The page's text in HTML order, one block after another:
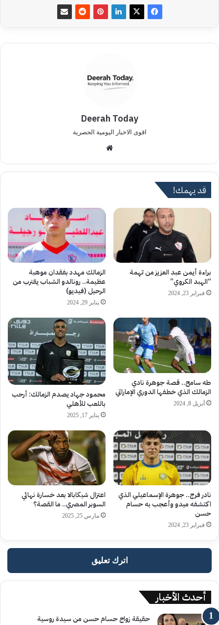
Deerah Today
اقوى الاخبار اليومية الحصرية
الوي
قد يهمك!
براءة أيمن عبد العزيز من تهمة
“الهبد الكروي”
فبراير 23, 2024
الزمالك مهدد بفقدان موهبة
عظيمة.. رونالدو الشباب يقترب من
الرحيل (فيديو)
يناير 29, 2024
طه سامح.. قصة جوهرة نادي
الزمالك الذي خطفها الدوري الإماراتي
أبريل 8, 2024
محمود جهاد يصدم الزمالك: أرحب
باللعب للأهلي
يناير 17, 2025
نادر فرج.. جوهرة الإسماعيلي الذي
اكتشفه ميدو وأعجب به حسام
حسن
فبراير 23, 2024
اعتزال شيكابالا بعد خسارة نهائي
السوبر المصري.. ما القصة؟
مارس 25, 2025
اترك تعليق
أحدث الأخبار
حقيقة زواج حسام حسن من سيدة روسية